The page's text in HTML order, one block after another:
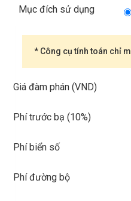
Mục đích sử dụng
* Công cụ tính toán chỉ
Giá đàm phán (VND)
Phí trước bạ (10%)
Phí biển số
Phí đường bộ